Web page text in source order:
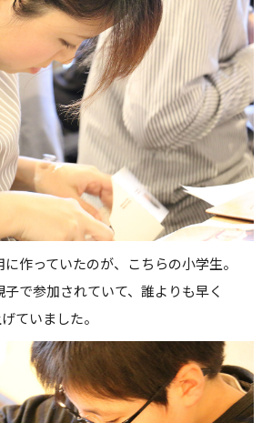
作っていたのが、こちらの小学生。
で参加されていて、誰よりも早く
ていました。